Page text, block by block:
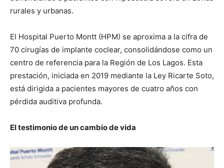
rurales y urbanas.
El Hospital Puerto Montt (HPM) se aproxima a la cifra de
70 cirugías de implante coclear, consolidándose como un
centro de referencia para la Región de Los Lagos. Esta
prestación, iniciada en 2019 mediante la Ley Ricarte Soto,
está dirigida a pacientes mayores de cuatro años con
pérdida auditiva profunda.
El testimonio de un cambio de vida